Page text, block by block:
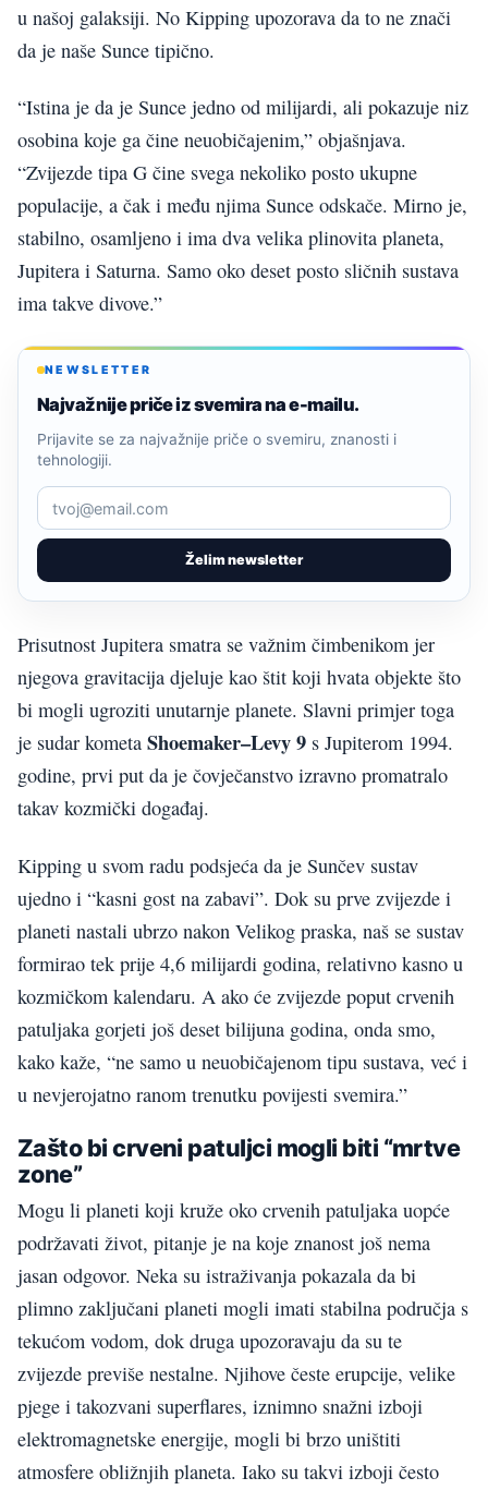
u našoj galaksiji. No Kipping upozorava da to ne znači
da je naše Sunce tipično.
“Istina je da je Sunce jedno od milijardi, ali pokazuje niz
osobina koje ga čine neuobičajenim,” objašnjava.
“Zvijezde tipa G čine svega nekoliko posto ukupne
populacije, a čak i među njima Sunce odskače. Mirno je,
stabilno, osamljeno i ima dva velika plinovita planeta,
Jupitera i Saturna. Samo oko deset posto sličnih sustava
ima takve divove.”
NEWSLETTER
Najvažnije priče iz svemira na e-mailu.
Želim newsletter
Prijavite se za najvažnije priče o svemiru, znanosti i
tehnologiji.
Prisutnost Jupitera smatra se važnim čimbenikom jer
njegova gravitacija djeluje kao štit koji hvata objekte što
bi mogli ugroziti unutarnje planete. Slavni primjer toga
je sudar kometa Shoemaker–Levy 9 s Jupiterom 1994.
godine, prvi put da je čovječanstvo izravno promatralo
takav kozmički događaj.
Kipping u svom radu podsjeća da je Sunčev sustav
ujedno i “kasni gost na zabavi”. Dok su prve zvijezde i
planeti nastali ubrzo nakon Velikog praska, naš se sustav
formirao tek prije 4,6 milijardi godina, relativno kasno u
kozmičkom kalendaru. A ako će zvijezde poput crvenih
patuljaka gorjeti još deset bilijuna godina, onda smo,
kako kaže, “ne samo u neuobičajenom tipu sustava, već i
u nevjerojatno ranom trenutku povijesti svemira.”
Zašto bi crveni patuljci mogli biti “mrtve
zone”
Mogu li planeti koji kruže oko crvenih patuljaka uopće
podržavati život, pitanje je na koje znanost još nema
jasan odgovor. Neka su istraživanja pokazala da bi
plimno zaključani planeti mogli imati stabilna područja s
tekućom vodom, dok druga upozoravaju da su te
zvijezde previše nestalne. Njihove česte erupcije, velike
pjege i takozvani superflares, iznimno snažni izboji
elektromagnetske energije, mogli bi brzo uništiti
atmosfere obližnjih planeta. Iako su takvi izboji često